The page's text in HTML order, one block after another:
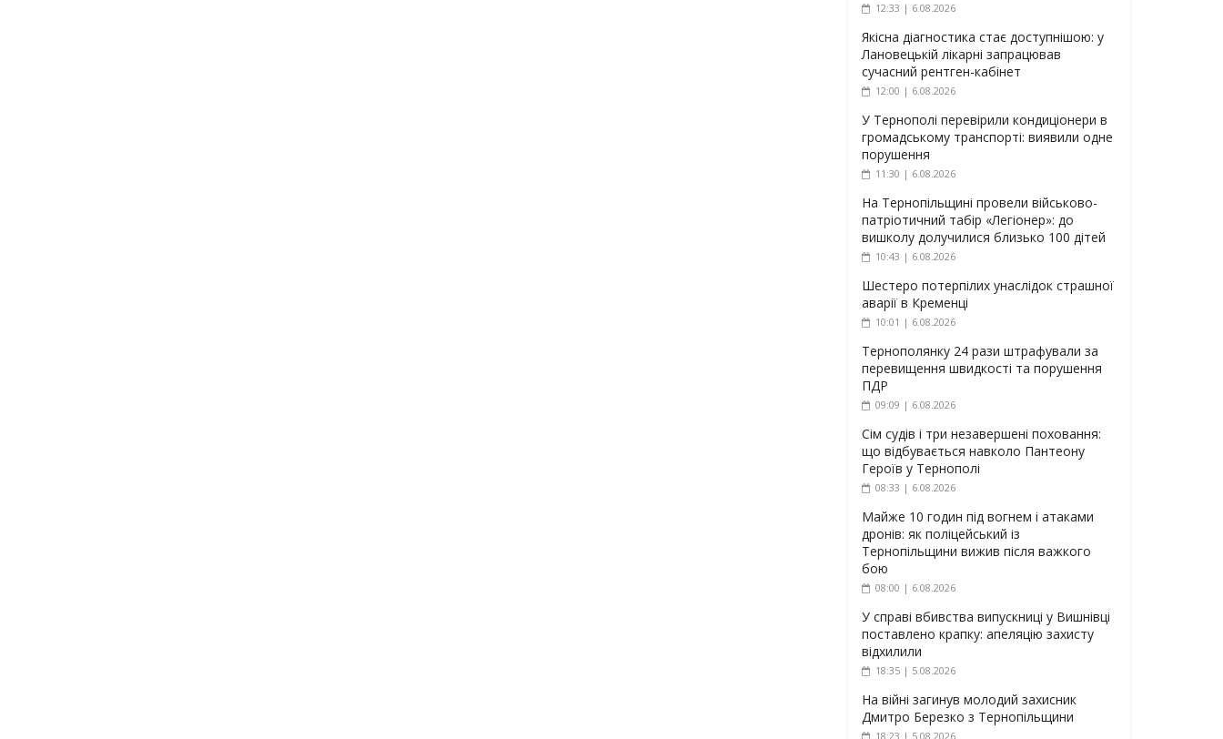
12:33 | 6.08.2026
Якісна діагностика стає доступнішою: у
Лановецькій лікарні запрацював
сучасний рентген-кабінет
12:00 | 6.08.2026
У Тернополі перевірили кондиціонери в
громадському транспорті: виявили одне
порушення
11:30 | 6.08.2026
На Тернопільщині провели військово-
патріотичний табір «Легіонер»: до
вишколу долучилися близько 100 дітей
10:43 | 6.08.2026
Шестеро потерпілих унаслідок страшної
аварії в Кременці
10:01 | 6.08.2026
Тернополянку 24 рази штрафували за
перевищення швидкості та порушення
ПДР
09:09 | 6.08.2026
Сім судів і три незавершені поховання:
що відбувається навколо Пантеону
Героїв у Тернополі
08:33 | 6.08.2026
Майже 10 годин під вогнем і атаками
дронів: як поліцейський із
Тернопільщини вижив після важкого
бою
08:00 | 6.08.2026
У справі вбивства випускниці у Вишнівці
поставлено крапку: апеляцію захисту
відхилили
18:35 | 5.08.2026
На війні загинув молодий захисник
Дмитро Березко з Тернопільщини
18:23 | 5.08.2026